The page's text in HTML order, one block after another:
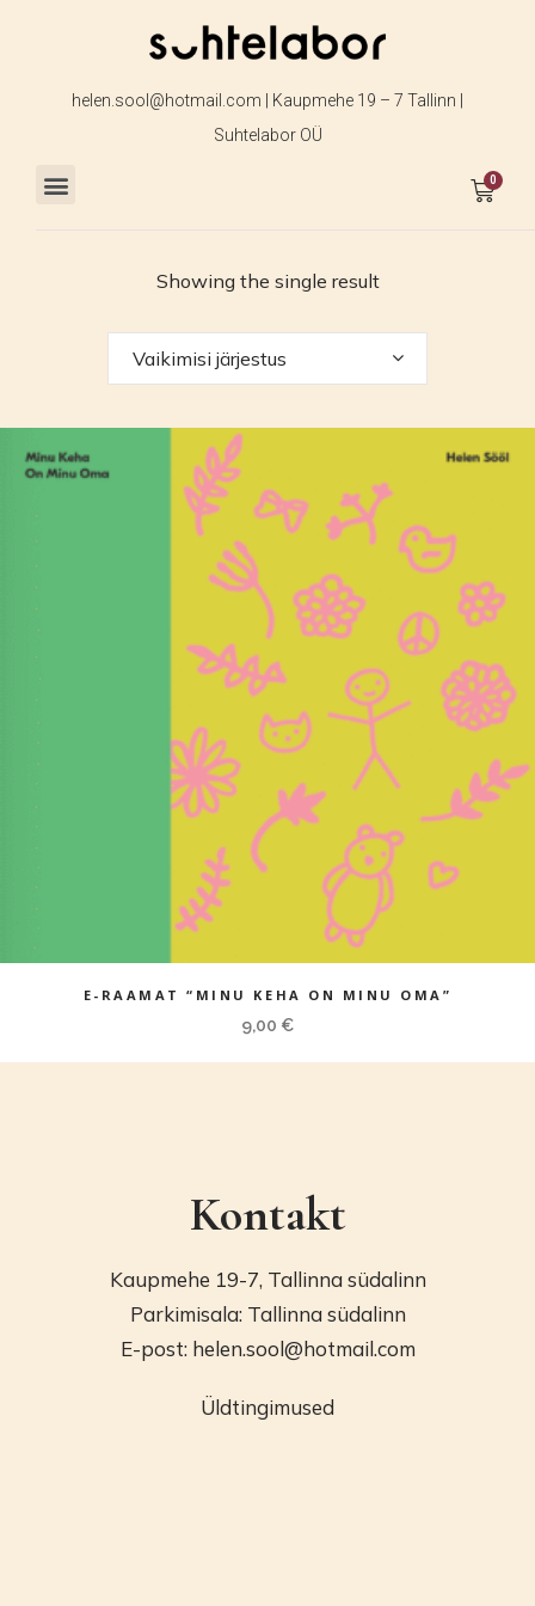
helen.sool@hotmail.com | Kaupmehe 19 – 7 Tallinn |
Suhtelabor OÜ
Showing the single result
Vaikimisi järjestus
E-RAAMAT “MINU KEHA ON MINU OMA”
9,00 €
Kontakt
Kaupmehe 19-7, Tallinna südalinn
Parkimisala: Tallinna südalinn
E-post: helen.sool@hotmail.com
Üldtingimused